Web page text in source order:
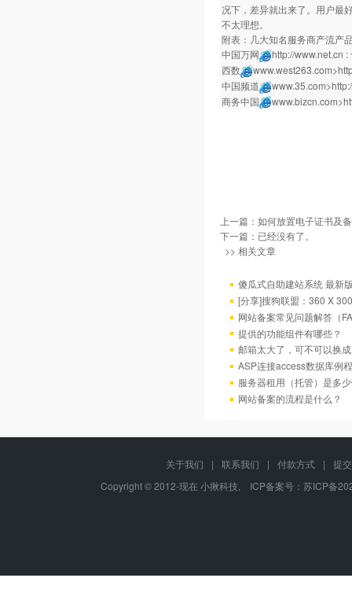
况下，差异就出来了。用户最
不太理想。
附表：几大知名服务商产流产
中国万网
http://www.net.cn :
西数
www.west263.com
中国频道
www.35.com
商务中国
www.bizcn.com
上一篇： 如何放置电子证书及
下一篇：已经没有了。
>> 相关文章
傻瓜式自助建站系统 最新
[分享]搜狗联盟：360 X
网站备案常见问题解答（
提供的功能组件有哪些？
邮箱太大了，可不可以换
ASP连接access数据库例程
服务器租用（托管）是多
网站备案的流程是什么？
关于我们 | 联系我们 | 付款方式 |
提
Copyright © 2012-现在 小揪科技, ICP备案号： 苏ICP备